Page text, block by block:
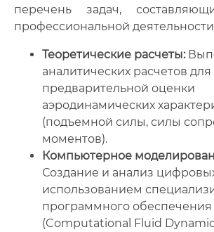
перечень задач,
профессиональной
Теоретические расчеты:
аналитических расчетов для
предварительной оценки
аэродинамических
(подъемной силы, силы
моментов).
Компьютерное
Создание и анализ
использованием
программного обеспечения
(Computational Fluid